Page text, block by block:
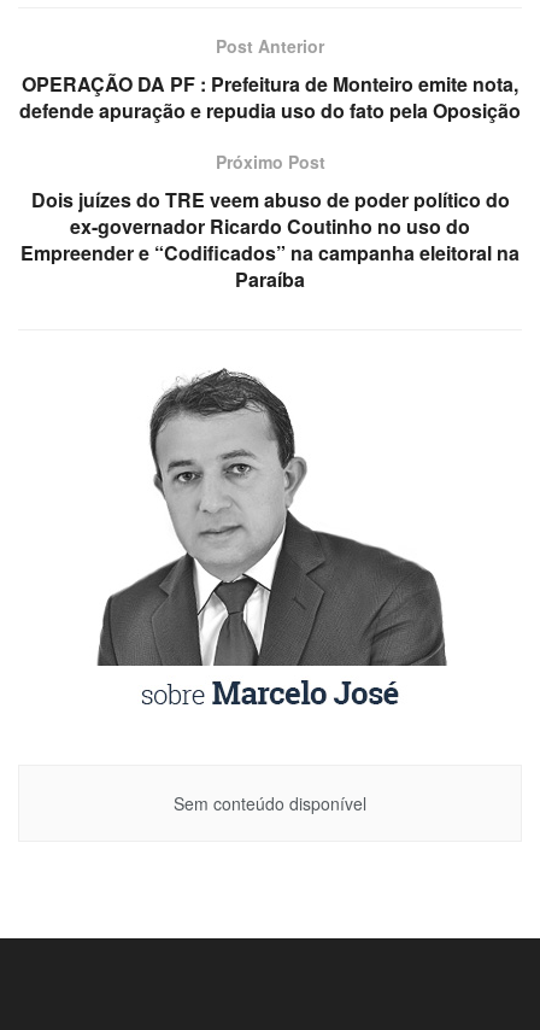
Post Anterior
OPERAÇÃO DA PF : Prefeitura de Monteiro emite nota,
defende apuração e repudia uso do fato pela Oposição
Próximo Post
Dois juízes do TRE veem abuso de poder político do
ex-governador Ricardo Coutinho no uso do
Empreender e “Codificados” na campanha eleitoral na
Paraíba
Sem conteúdo disponível